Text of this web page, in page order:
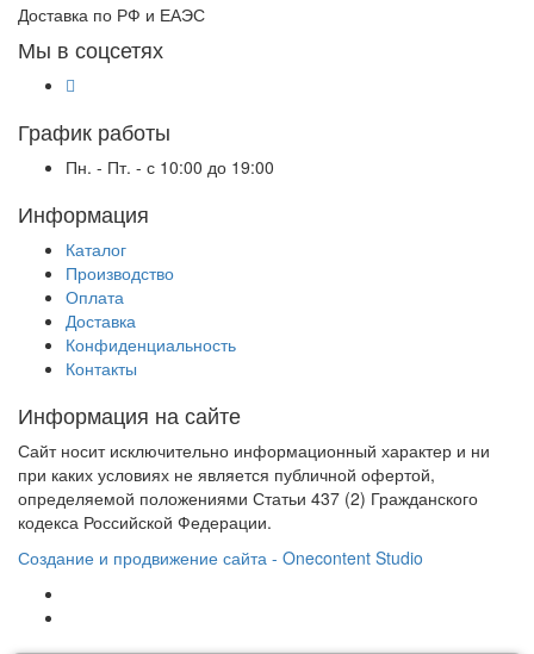
Доставка по РФ и ЕАЭС
Мы в соцсетях
График работы
Пн. - Пт. - с 10:00 до 19:00
Информация
Каталог
Производство
Оплата
Доставка
Конфиденциальность
Контакты
Информация на сайте
Сайт носит исключительно информационный характер и ни
при каких условиях не является публичной офертой,
определяемой положениями Статьи 437 (2) Гражданского
кодекса Российской Федерации.
Создание и продвижение сайта - Onecontent Studio